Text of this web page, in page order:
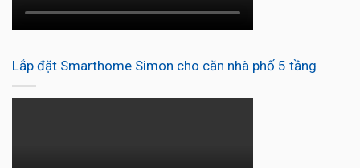
Lắp đặt Smarthome Simon cho căn nhà phố 5 tầng